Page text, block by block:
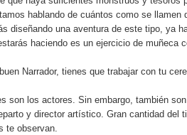
hablando de cuántos como se
diseñando una aventura de este tipo, ya
haciendo es un ejercicio de muñeca
Narrador, tienes que trabajar con tu
son los actores. Sin embargo, también
y director artístico. Gran cantidad del
te observan.